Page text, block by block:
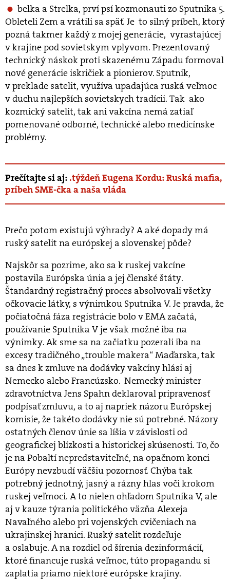
belka a Strelka, prví psí kozmonauti zo Sputnika 5.
Obleteli Zem a vrátili sa späť. Je to silný príbeh, ktorý
pozná takmer každý z mojej generácie, vyrastajúcej
v krajine pod sovietskym vplyvom. Prezentovaný
technický náskok proti skazenému Západu formoval
nové generácie iskričiek a pionierov. Sputnik,
v preklade satelit, využíva upadajúca ruská veľmoc
v duchu najlepších sovietskych tradícii. Tak ako
kozmický satelit, tak ani vakcína nemá zatiaľ
pomenované odborné, technické alebo medicínske
problémy.
Prečítajte si aj: .týždeň Eugena Kordu: Ruská mafia,
príbeh SME-čka a naša vláda
Prečo potom existujú výhrady? A aké dopady má
ruský satelit na európskej a slovenskej pôde?
Najskôr sa pozrime, ako sa k ruskej vakcíne
postavila Európska únia a jej členské štáty.
Štandardný registračný proces absolvovali všetky
očkovacie látky, s výnimkou Sputnika V. Je pravda, že
počiatočná fáza registrácie bolo v EMA začatá,
používanie Sputnika V je však možné iba na
výnimky. Ak sme sa na začiatku pozerali iba na
excesy tradičného „trouble makera“ Maďarska, tak
sa dnes k zmluve na dodávky vakcíny hlási aj
Nemecko alebo Francúzsko. Nemecký minister
zdravotníctva Jens Spahn deklaroval pripravenosť
podpísať zmluvu, a to aj napriek názoru Európskej
komisie, že takéto dodávky nie sú potrebné. Názory
ostatných členov únie sa líšia v závislosti od
geografickej blízkosti a historickej skúsenosti. To, čo
je na Pobaltí nepredstaviteľné, na opačnom konci
Európy nevzbudí väčšiu pozornosť. Chýba tak
potrebný jednotný, jasný a rázny hlas voči krokom
ruskej veľmoci. A to nielen ohľadom Sputnika V, ale
aj v kauze týrania politického väzňa Alexeja
Navaľného alebo pri vojenských cvičeniach na
ukrajinskej hranici. Ruský satelit rozdeľuje
a oslabuje. A na rozdiel od šírenia dezinformácií,
ktoré financuje ruská veľmoc, túto propagandu si
zaplatia priamo niektoré európske krajiny.